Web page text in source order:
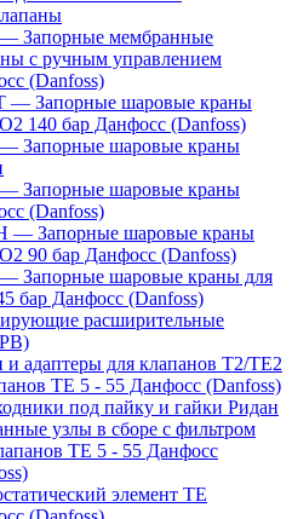
Запорные мембранные
с ручным управлением
(Danfoss)
— Запорные шаровые краны
140 бар Данфосс (Danfoss)
Запорные шаровые краны
Запорные шаровые краны
(Danfoss)
— Запорные шаровые краны
90 бар Данфосс (Danfoss)
Запорные шаровые краны для
бар Данфосс (Danfoss)
расширительные
и адаптеры для клапанов T2/TE2
TE 5 - 55 Данфосс (Danfoss)
под пайку и гайки Ридан
узлы в сборе с фильтром
TE 5 - 55 Данфосс
элемент TE